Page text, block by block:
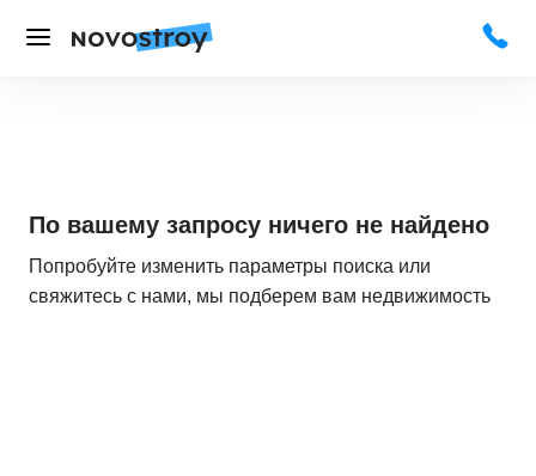
По вашему запросу ничего не найдено
Попробуйте изменить параметры поиска или
свяжитесь с нами, мы подберем вам недвижимость